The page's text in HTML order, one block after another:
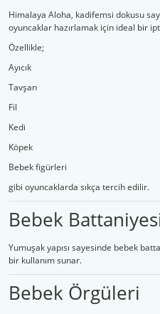
Himalaya Aloha, kadifemsi dokusu
oyuncaklar hazırlamak için ideal bir
Özellikle;
Ayıcık
Tavşan
Fil
Kedi
Köpek
Bebek figürleri
gibi oyuncaklarda sıkça tercih edilir.
Bebek
Yumuşak yapısı sayesinde bebek
bir kullanım sunar.
Bebek Örgüleri